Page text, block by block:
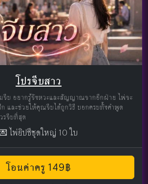
โปรจีบสาว
มจีบ อยากรู้จังหวะและสัญญาณจากอีกฝ่าย ไพ่จะ
ก และช่วยให้คุณจีบได้ถูกวิธี บอกครบทั้งคำพูด
รจีบที่สุด
ไพ่ยิปซีชุดใหญ่ 10 ใบ
โอนค่าครู 149฿